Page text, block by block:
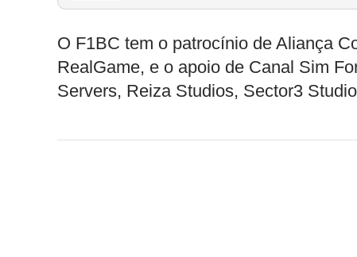
O F1BC tem o patrocínio de Aliança
RealGame, e o apoio de Canal Sim
Servers, Reiza Studios, Sector3